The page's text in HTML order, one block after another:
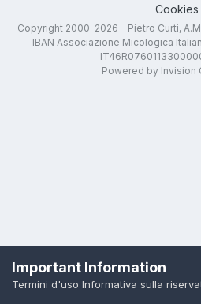
Cookies
Copyright 2000-2026 – Pietro Curti,
IBAN Associazione Micologica
Powered by Invision
Important Information
Termini d'uso Informativa sulla